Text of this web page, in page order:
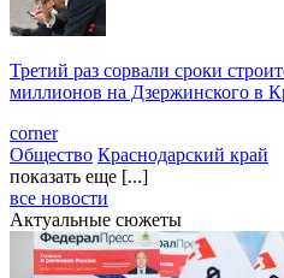
Третий раз сорвали сроки
миллионов на Дзержинского в
corner
Общество Краснодарский край
показать еще [...]
все новости
Актуальные сюжеты